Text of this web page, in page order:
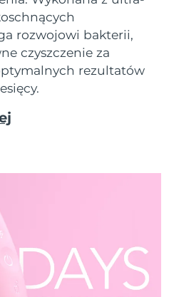
rozwojowi bakterii,
czyszczenie za
rezultatów